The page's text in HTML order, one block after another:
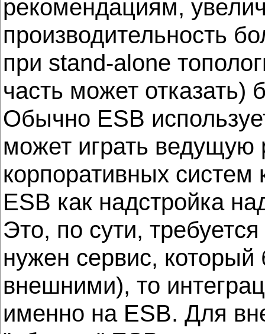
рекомендациям,
производительность
при stand-alone
часть может отказать)
Обычно ESB
может играть ведущую
корпоративных
ESB как надстройка
Это, по сути,
нужен сервис, который
внешними), то
именно на ESB. Для